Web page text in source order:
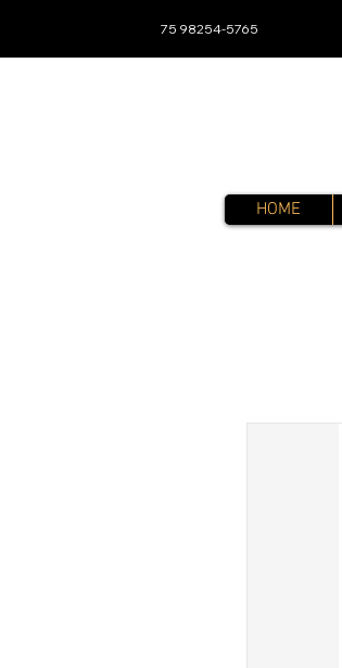
75 98254-5765
HOME